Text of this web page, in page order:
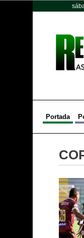
Portada